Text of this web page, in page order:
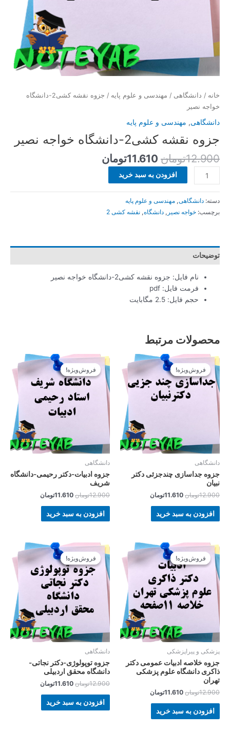
خانه / دانشگاهی / مهندسی و علوم پایه
/ جزوه نقشه کشی2-دانشگاه
خواجه نصیر
دانشگاهی, مهندسی و علوم پایه
جزوه نقشه کشی2-دانشگاه خواجه نصیر
12.900تومان 11.610تومان
افزودن به سبد خرید
دسته: دانشگاهی, مهندسی و علوم پایه
برچسب: خواجه نصیر , دانشگاه, نقشه کشی 2
توضیحات
نام فایل: جزوه نقشه کشی2-دانشگاه خواجه نصیر
فرمت فایل: pdf
حجم فایل: 2.5 مگابایت
محصولات مرتبط
فروش‌ویژه!
فروش‌ویژه!
دانشگاهی
جزوه جداسازی چندجزئی دکتر
نبیان
12.900تومان
قیمت
اصلی
بود.
11.610تومان
قیمت
11.610تومان
است.
افزودن به سبد خرید
فروش‌ویژه!
فروش‌ویژه!
دانشگاهی
جزوه ادبیات-دکتر رحیمی-دانشگاه
شریف
12.900تومان
قیمت
اصلی
بود.
11.610تومان
قیمت
11.610تومان
است.
افزودن به سبد خرید
فروش‌ویژه!
فروش‌ویژه!
پزشکی و پیراپزشکی
جزوه خلاصه ادبیات عمومی دکتر
ذاکری دانشگاه علوم پزشکی
تهران
12.900تومان
قیمت
اصلی
12.900تومان
بود.
11.610تومان
قیمت
11.610تومان
افزودن به سبد خرید
فروش‌ویژه!
فروش‌ویژه!
دانشگاهی
جزوه توپولوژی-دکتر نجاتی-
دانشگاه محقق اردبیلی
12.900تومان
قیمت
اصلی
بود.
11.610تومان
قیمت
11.610تومان
است.
افزودن به سبد خرید